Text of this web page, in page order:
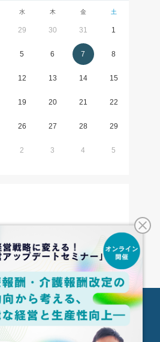
水 木 金 土
29 30 31 1
5 6 7 8
12 13 14 15
19 20 21 22
26 27 28 29
2 3 4 5